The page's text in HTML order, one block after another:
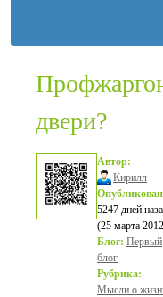
двери?
Автор:
Кирилл
5247 дней
(25 марта
Блог: Первый
блог
Рубрика:
Мысли о